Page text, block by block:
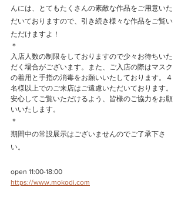
んには、とてもたくさんの素敵な作品をご用意いた
だいておりますので、引き続き様々な作品をご覧い
ただけますよ！
＊
入店人数の制限をしておりますので少々お待ちいた
だく場合がございます。また、ご入店の際はマスク
の着用と手指の消毒をお願いいたしております。４
名様以上でのご来店はご遠慮いただいております。
安心してご覧いただけるよう、皆様のご協力をお願
いいたします。
＊
期間中の常設展示はございませんのでご了承下さ
い。
open 11:00-18:00
https://www.mokodi.com